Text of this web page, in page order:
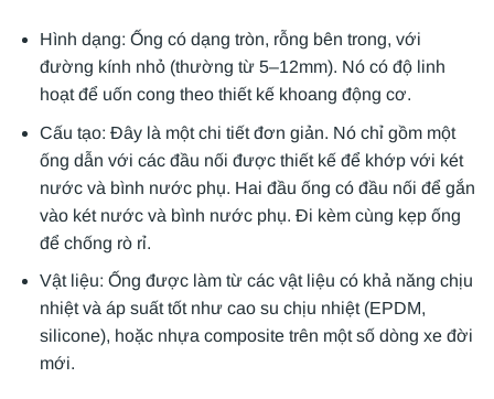
Hình dạng: Ống có dạng tròn, rỗng bên trong, với
đường kính nhỏ (thường từ 5–12mm). Nó có độ linh
hoạt để uốn cong theo thiết kế khoang động cơ.
Cấu tạo: Đây là một chi tiết đơn giản. Nó chỉ gồm một
ống dẫn với các đầu nối được thiết kế để khớp với két
nước và bình nước phụ. Hai đầu ống có đầu nối để gắn
vào két nước và bình nước phụ. Đi kèm cùng kẹp ống
để chống rò rỉ.
Vật liệu: Ống được làm từ các vật liệu có khả năng chịu
nhiệt và áp suất tốt như cao su chịu nhiệt (EPDM,
silicone), hoặc nhựa composite trên một số dòng xe đời
mới.